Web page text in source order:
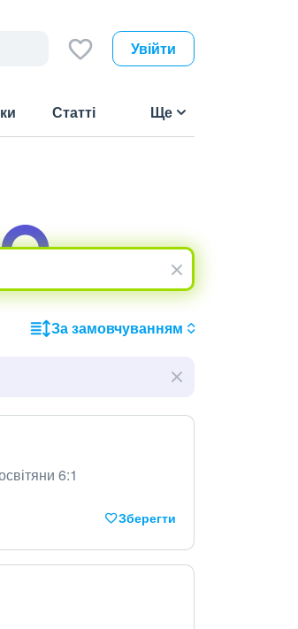
Увійти
Статті Ще
За замовчуванням
6:1
Зберегти